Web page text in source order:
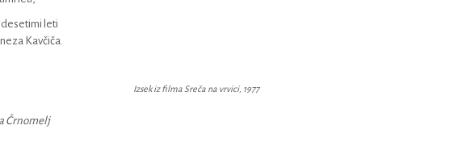
leti
Kavčiča.
Izsek iz filma Sreča na vrvici, 1977
Črnomelj